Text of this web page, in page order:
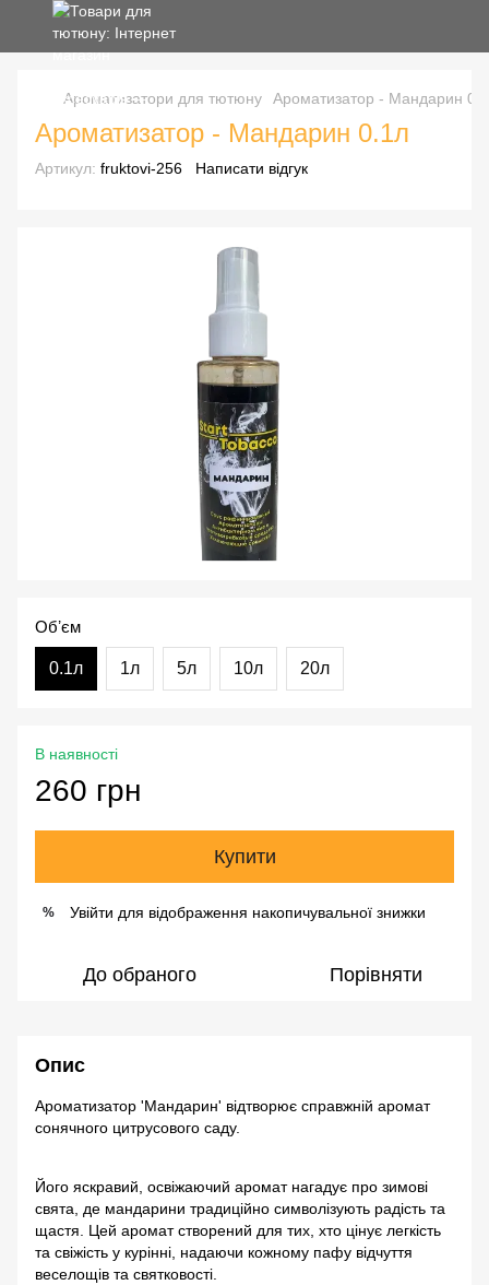
Ароматизатори для тютюну Ароматизатор - Мандарин
Ароматизатор - Мандарин 0.1л
Артикул: fruktovi-256 Написати відгук
Обʼєм
0.1л 1л 5л 10л 20л
В наявності
260 грн
Купити
% Увійти для відображення накопичувальної знижки
До обраного Порівняти
Опис
Ароматизатор 'Мандарин' відтворює справжній аромат
сонячного цитрусового саду.
Його яскравий, освіжаючий аромат нагадує про зимові
свята, де мандарини традиційно символізують радість та
щастя. Цей аромат створений для тих, хто цінує легкість
та свіжість у курінні, надаючи кожному пафу відчуття
веселощів та святковості.